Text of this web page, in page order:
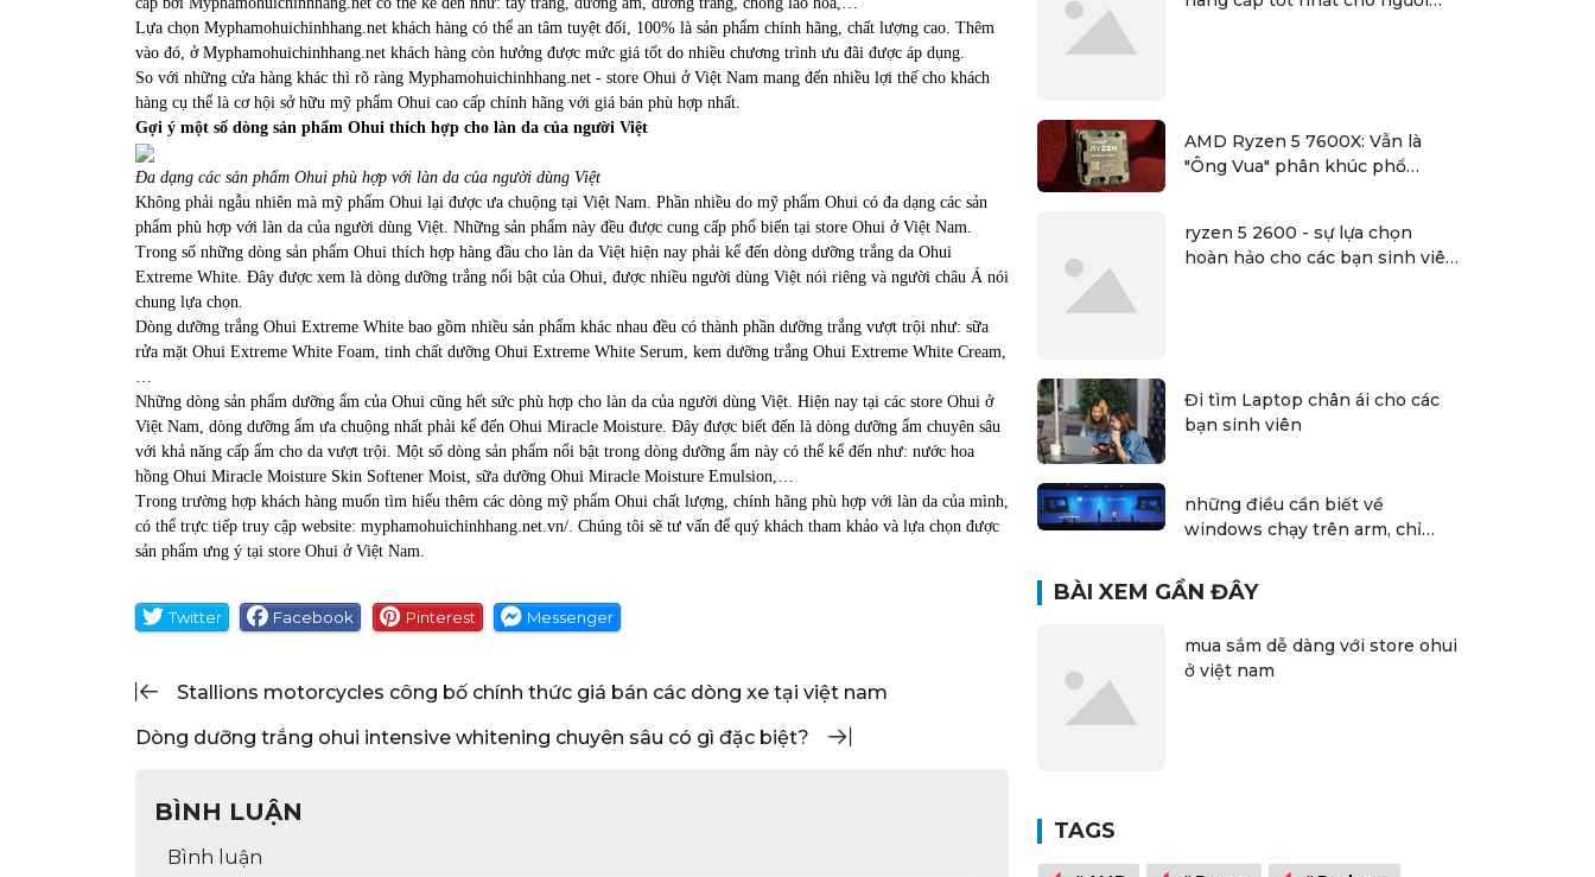
Lựa chọn Myphamohuichinhhang.net khách hàng có thể an tâm tuyệt đối, 100% là sản phẩm chính hãng, chất lượng cao. Thêm
vào đó, ở Myphamohuichinhhang.net khách hàng còn hưởng được mức giá tốt do nhiều chương trình ưu đãi được áp dụng.
So với những cửa hàng khác thì rõ ràng Myphamohuichinhhang.net - store Ohui ở Việt Nam mang đến nhiều lợi thế cho khách
hàng cụ thể là cơ hội sở hữu mỹ phẩm Ohui cao cấp chính hãng với giá bán phù hợp nhất.
Gợi ý một số dòng sản phẩm Ohui thích hợp cho làn da của người Việt
Đa dạng các sản phẩm Ohui phù hợp với làn da của người dùng Việt
Không phải ngẫu nhiên mà mỹ phẩm Ohui lại được ưa chuộng tại Việt Nam. Phần nhiều do mỹ phẩm Ohui có đa dạng các sản
phẩm phù hợp với làn da của người dùng Việt. Những sản phẩm này đều được cung cấp phổ biến tại store Ohui ở Việt Nam.
Trong số những dòng sản phẩm Ohui thích hợp hàng đầu cho làn da Việt hiện nay phải kể đến dòng dưỡng trắng da Ohui
Extreme White. Đây được xem là dòng dưỡng trắng nổi bật của Ohui, được nhiều người dùng Việt nói riêng và người châu Á nói
chung lựa chọn.
Dòng dưỡng trắng Ohui Extreme White bao gồm nhiều sản phẩm khác nhau đều có thành phần dưỡng trắng vượt trội như: sữa
rửa mặt Ohui Extreme White Foam, tinh chất dưỡng Ohui Extreme White Serum, kem dưỡng trắng Ohui Extreme White Cream,
Những dòng sản phẩm dưỡng ẩm của Ohui cũng hết sức phù hợp cho làn da của người dùng Việt. Hiện nay tại các store Ohui ở
Việt Nam, dòng dưỡng ẩm ưa chuộng nhất phải kể đến Ohui Miracle Moisture. Đây được biết đến là dòng dưỡng ẩm chuyên sâu
với khả năng cấp ẩm cho da vượt trội. Một số dòng sản phẩm nổi bật trong dòng dưỡng ẩm này có thể kể đến như: nước hoa
hồng Ohui Miracle Moisture Skin Softener Moist, sữa dưỡng Ohui Miracle Moisture Emulsion,…
Trong trường hợp khách hàng muốn tìm hiểu thêm các dòng mỹ phẩm Ohui chất lượng, chính hãng phù hợp với làn da của mình,
có thể trực tiếp truy cập website: myphamohuichinhhang.net.vn/. Chúng tôi sẽ tư vấn để quý khách tham khảo và lựa chọn được
sản phẩm ưng ý tại store Ohui ở Việt Nam.
Twitter Facebook Pinterest Messenger
stallions motorcycles công bố chính thức giá bán các dòng xe tại việt nam
dòng dưỡng trắng ohui intensive whitening chuyên sâu có gì đặc biệt?
BÌNH LUẬN
Bình luận
AMD Ryzen 5 7600X: Vẫn là
"Ông Vua" phân khúc phổ
ryzen 5 2600 - sự lựa chọn
hoàn hảo cho các bạn sinh viên
Đi tìm Laptop chân ái cho các
bạn sinh viên
những điều cần biết về
windows chạy trên arm, chỉ
bit
BÀI XEM GẦN ĐÂY
mua sắm dễ dàng với store ohui
ở việt nam
TAGS